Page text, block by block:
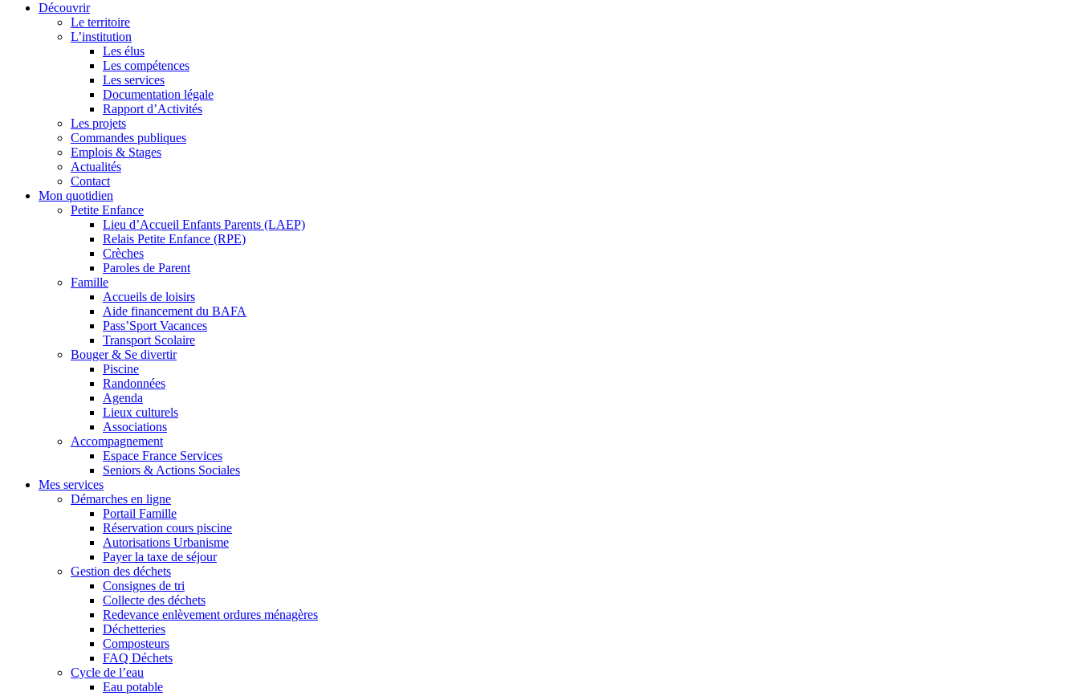
Découvrir
Le territoire
L’institution
Les élus
Les compétences
Les services
Documentation légale
Rapport d’Activités
Les projets
Commandes publiques
Emplois & Stages
Actualités
Contact
Mon quotidien
Petite Enfance
Lieu d’Accueil Enfants Parents (LAEP)
Relais Petite Enfance (RPE)
Crèches
Paroles de Parent
Famille
Accueils de loisirs
Aide financement du BAFA
Pass’Sport Vacances
Transport Scolaire
Bouger & Se divertir
Piscine
Randonnées
Agenda
Lieux culturels
Associations
Accompagnement
Espace France Services
Seniors & Actions Sociales
Mes services
Démarches en ligne
Portail Famille
Réservation cours piscine
Autorisations Urbanisme
Payer la taxe de séjour
Gestion des déchets
Consignes de tri
Collecte des déchets
Redevance enlèvement ordures ménagères
Déchetteries
Composteurs
FAQ Déchets
Cycle de l’eau
Eau potable